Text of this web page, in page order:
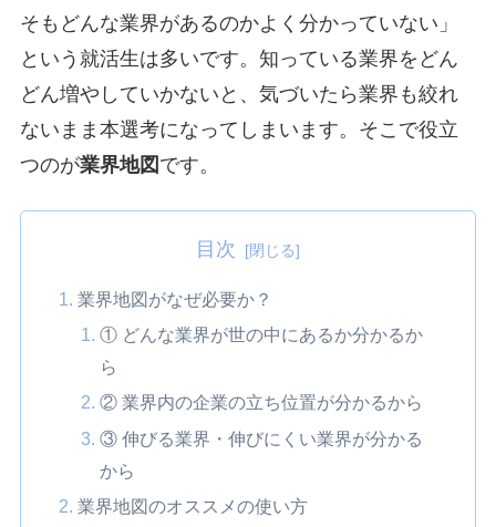
そもどんな業界があるのかよく分かっていない」
という就活生は多いです。知っている業界をどん
どん増やしていかないと、気づいたら業界も絞れ
ないまま本選考になってしまいます。そこで役立
つのが業界地図 です。
目次
業界地図がなぜ必要か？
① どんな業界が世の中にあるか分かるか
ら
② 業界内の企業の立ち位置が分かるから
③ 伸びる業界・伸びにくい業界が分かる
から
業界地図のオススメの使い方